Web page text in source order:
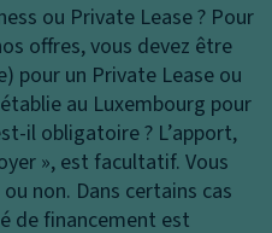
ou Private Lease ? Pour
offres, vous devez être
pour un Private Lease ou
au Luxembourg pour
il obligatoire ? L’apport,
», est facultatif. Vous
non. Dans certains cas
de financement est